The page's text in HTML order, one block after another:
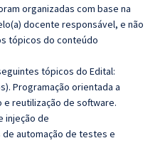
organizadas com base na
docente responsável, e não
tópicos do conteúdo
tópicos do Edital:
). Programação orientada a
reutilização de software.
injeção de
automação de testes e